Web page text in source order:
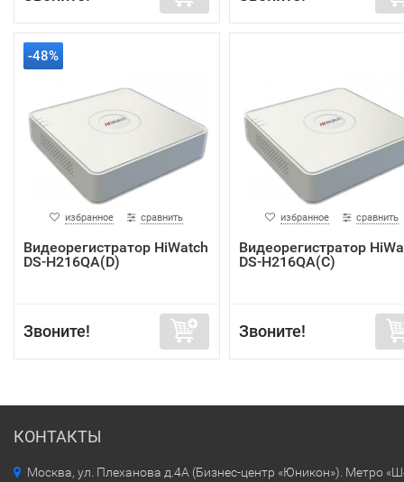
-48%
избранное сравнить
Видеорегистратор HiWatch
DS-H216QA(D)
Звоните!
избранное сравнить
Видеорегистратор
DS-H216QA(C)
Звоните!
КОНТАКТЫ
Москва, ул. Плеханова д.4А (Бизнес-центр «Юникон»). Метро